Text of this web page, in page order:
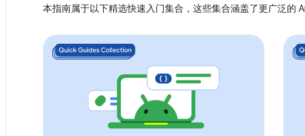
本指南属于以下精选快速入门集合，这些集合涵盖了更广泛的